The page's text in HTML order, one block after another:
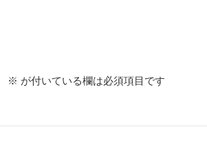
※ が付いている欄は必須項目です